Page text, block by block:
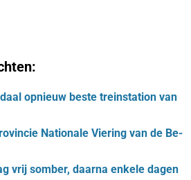
opnieuw beste treinstation van
Na­ti­o­na­le Vie­ring van de Be­
vrij somber, daarna enkele dagen